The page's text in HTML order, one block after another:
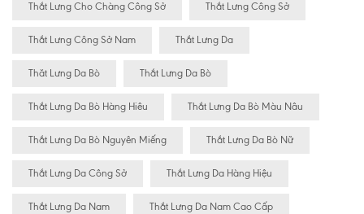
Thắt Lưng Cho Chàng Công Sở Thắt Lưng Công Sở
Thắt Lưng Công Sở Nam Thắt Lưng Da
Thăt Lưng Da Bò Thắt Lưng Da Bò
Thắt Lưng Da Bò Hàng Hiêu Thắt Lưng Da Bò Màu Nâu
Thắt Lưng Da Bò Nguyên Miếng Thắt Lưng Da Bò Nữ
Thắt Lưng Da Công Sở Thắt Lưng Da Hàng Hiệu
Thắt Lưng Da Nam Thắt Lưng Da Nam Cao Cấp